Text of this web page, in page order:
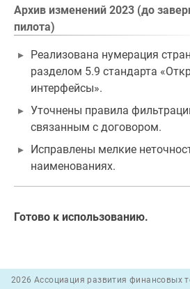
Архив изменений 2023 (до
пилота)
Реализована нумерация
разделом 5.9 стандарта
интерфейсы».
Уточнены правила
связанным с договором.
Исправлены мелкие
наименованиях.
Готово к использованию.
2026 Ассоциация развития финансовых